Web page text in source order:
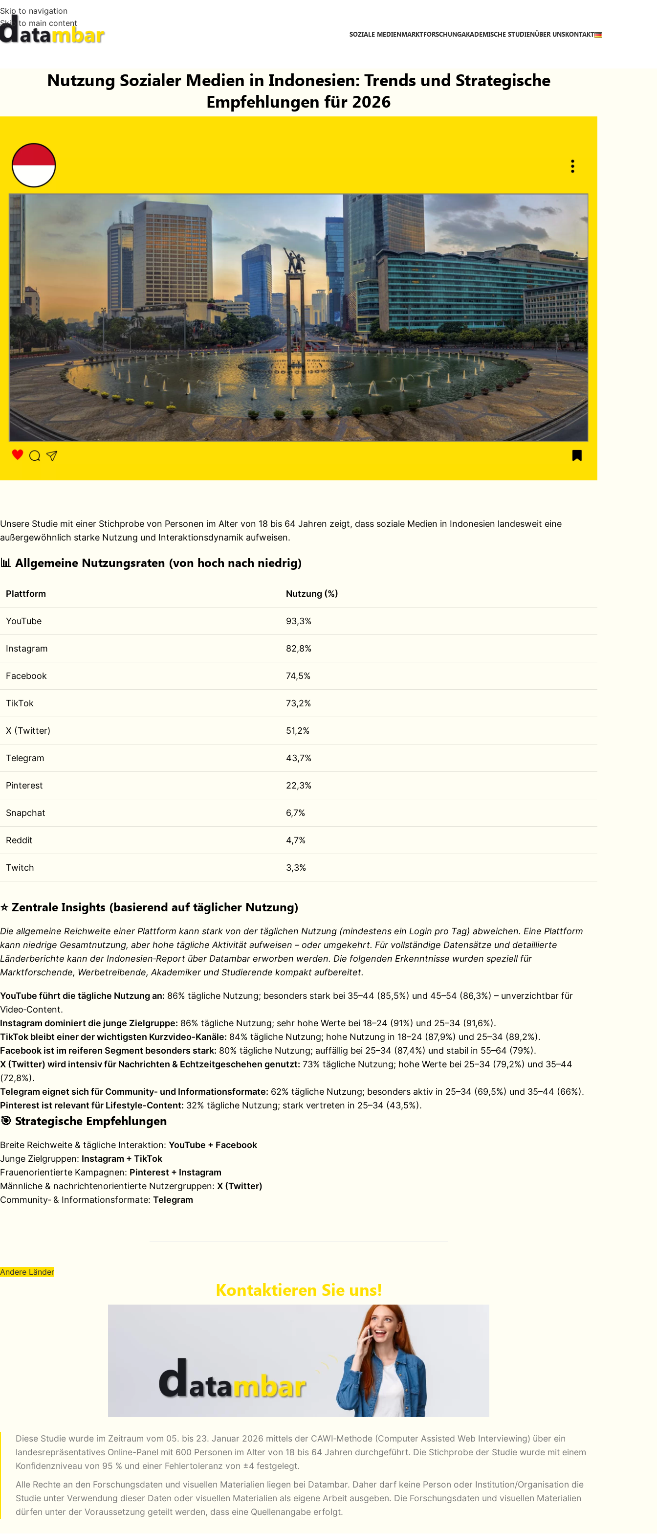
Skip to navigation
Skip to main content
SOZIALE MEDIENMARKTFORSCHUNGAKADEMISCHE STUDIENÜBER UNSKONTAKT
Nutzung Sozialer Medien in Indonesien: Trends und Strategische
Empfehlungen für 2026
Unsere Studie mit einer Stichprobe von Personen im Alter von 18 bis 64 Jahren zeigt, dass soziale Medien in Indonesien landesweit eine
außergewöhnlich starke Nutzung und Interaktionsdynamik aufweisen.
📊 Allgemeine Nutzungsraten (von hoch nach niedrig)
Plattform Nutzung (%)
YouTube 93,3%
Instagram 82,8%
Facebook 74,5%
TikTok 73,2%
X (Twitter) 51,2%
Telegram 43,7%
Pinterest 22,3%
Snapchat 6,7%
Reddit 4,7%
Twitch 3,3%
⭐Zentrale Insights (basierend auf täglicher Nutzung)
Die allgemeine Reichweite einer Plattform kann stark von der täglichen Nutzung (mindestens ein Login pro Tag) abweichen. Eine Plattform
kann niedrige Gesamtnutzung, aber hohe tägliche Aktivität aufweisen – oder umgekehrt. Für vollständige Datensätze und detaillierte
Länderberichte kann der Indonesien‑Report über Datambar erworben werden. Die folgenden Erkenntnisse wurden speziell für
Marktforschende, Werbetreibende, Akademiker und Studierende kompakt aufbereitet.
YouTube führt die tägliche Nutzung an: 86% tägliche Nutzung; besonders stark bei 35–44 (85,5%) und 45–54 (86,3%) – unverzichtbar für
Video‑Content.
Instagram dominiert die junge Zielgruppe: 86% tägliche Nutzung; sehr hohe Werte bei 18–24 (91%) und 25–34 (91,6%).
TikTok bleibt einer der wichtigsten Kurzvideo‑Kanäle: 84% tägliche Nutzung; hohe Nutzung in 18–24 (87,9%) und 25–34 (89,2%).
Facebook ist im reiferen Segment besonders stark: 80% tägliche Nutzung; auffällig bei 25–34 (87,4%) und stabil in 55–64 (79%).
X (Twitter) wird intensiv für Nachrichten & Echtzeitgeschehen genutzt: 73% tägliche Nutzung; hohe Werte bei 25–34 (79,2%) und 35–44
(72,8%).
Telegram eignet sich für Community‑ und Informationsformate: 62% tägliche Nutzung; besonders aktiv in 25–34 (69,5%) und 35–44 (66%).
Pinterest ist relevant für Lifestyle‑Content: 32% tägliche Nutzung; stark vertreten in 25–34 (43,5%).
🎯 Strategische Empfehlungen
Breite Reichweite & tägliche Interaktion: YouTube + Facebook
Junge Zielgruppen: Instagram + TikTok
Frauenorientierte Kampagnen: Pinterest + Instagram
Männliche & nachrichtenorientierte Nutzergruppen: X (Twitter)
Community‑ & Informationsformate: Telegram
Andere Länder
Kontaktieren Sie uns!
Diese Studie wurde im Zeitraum vom 05. bis 23. Januar 2026 mittels der CAWI‑Methode (Computer Assisted Web Interviewing) über ein
landesrepräsentatives Online-Panel mit 600 Personen im Alter von 18 bis 64 Jahren durchgeführt. Die Stichprobe der Studie wurde mit einem
Konfidenzniveau von 95 % und einer Fehlertoleranz von ±4 festgelegt.
Alle Rechte an den Forschungsdaten und visuellen Materialien liegen bei Datambar. Daher darf keine Person oder Institution/Organisation die
Studie unter Verwendung dieser Daten oder visuellen Materialien als eigene Arbeit ausgeben. Die Forschungsdaten und visuellen Materialien
dürfen unter der Voraussetzung geteilt werden, dass eine Quellenangabe erfolgt.